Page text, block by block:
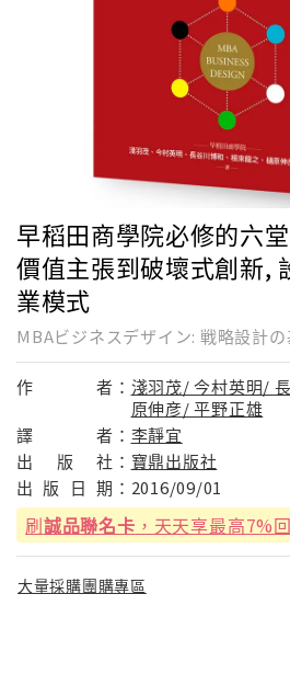
早稻田商學院必修的六
價值主張到破壞式創新,
業模式
MBAビジネスデザイン: 戦略設計
作 者： 淺羽茂/ 今村英明/
原伸彦/ 平野正雄
譯
者： 李靜宜
出
版 社： 寶鼎出版社
出 版 日 期： 2016/09/01
刷誠品聯名卡 ，天天享最高7%
大量採購團購專區